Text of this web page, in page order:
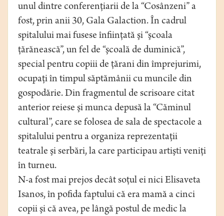
unul dintre conferenţiarii de la “Cosânzeni” a
fost, prin anii 30, Gala Galaction. În cadrul
spitalului mai fusese înfiinţată şi “şcoala
ţărănească”, un fel de “şcoală de duminică”,
special pentru copiii de ţărani din împrejurimi,
ocupaţi în timpul săptămânii cu muncile din
gospodărie. Din fragmentul de scrisoare citat
anterior reiese şi munca depusă la “Căminul
cultural”, care se folosea de sala de spectacole a
spitalului pentru a organiza reprezentaţii
teatrale şi serbări, la care participau artişti veniţi
în turneu.
N-a fost mai prejos decât soţul ei nici Elisaveta
Isanos, în pofida faptului că era mamă a cinci
copii şi că avea, pe lângă postul de medic la